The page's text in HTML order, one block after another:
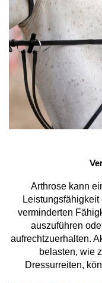
Arthrose kann
verminderten
auszuführen
aufrechtzuerhalten.
belasten, wie
Dressurreiten,